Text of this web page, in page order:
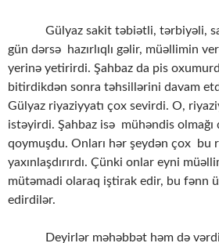
Gülyaz sakit təbiətli, tərbiyəli,
gün dərsə hazırlıqlı gəlir, müəllimin
yerinə yetirirdi. Şahbaz da pis
bitirdikdən sonra təhsillərini davam
Gülyaz riyaziyyatı çox sevirdi. O,
istəyirdi. Şahbaz isə mühəndis olmağı
qoymuşdu. Onları hər şeydən çox bu
yaxınlaşdırırdı. Çünki onlar eyni
mütəmadi olaraq iştirak edir, bu fənn
edirdilər.
Deyirlər məhəbbət həm də